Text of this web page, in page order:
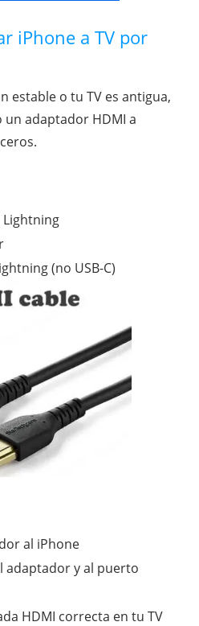
iPhone a TV por
estable o tu TV es antigua,
adaptador HDMI a
(no USB-C)
al iPhone
adaptador y al puerto
HDMI correcta en tu TV